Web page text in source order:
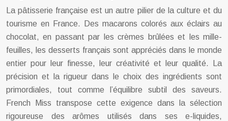
La pâtisserie française est un autre pilier de la culture et du
tourisme en France. Des macarons colorés aux éclairs au
chocolat, en passant par les crèmes brûlées et les mille-
feuilles, les desserts français sont appréciés dans le monde
entier pour leur finesse, leur créativité et leur qualité. La
précision et la rigueur dans le choix des ingrédients sont
primordiales, tout comme l’équilibre subtil des saveurs.
French Miss transpose cette exigence dans la sélection
rigoureuse des arômes utilisés dans ses e-liquides,